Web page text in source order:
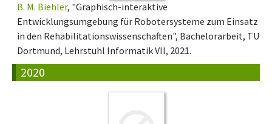
B. M. Biehler, "Graphisch-interaktive
Entwicklungsumgebung für Robotersysteme zum Einsatz
in den Rehabilitationswissenschaften", Bachelorarbeit, TU
Dortmund, Lehrstuhl Informatik VII, 2021.
2020